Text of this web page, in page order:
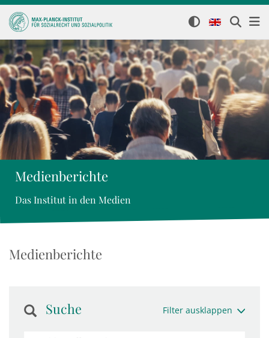
Medienberichte
Das Institut in den Medien
Medienberichte
Suche Filter ausklappen